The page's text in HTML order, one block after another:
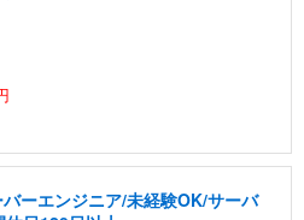
バーエンジニア/未経験OK/サーバ